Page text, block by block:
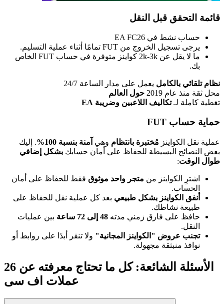
قائمة التحقق قبل النقل
حساب نشط في EA FC26
يرجى تسجيل الخروج من FUT تمامًا أثناء عملية التسليم.
ما لا يقل عن 2k-3k كواينز متوفرة في حساب FUT الخاص
بك.
نظام تلقائي بالكامل يعمل على مدار الساعة 24/7
محل ثقة منذ عام 2019
حول العالم
تغطية كاملة لـتكاليف اللاعبين وضريبة EA
حماية حساب FUT
عملية نقل الكواينز مُختبرة بانتظام وهي آمنة بنسبة 100%
. إليك
بعض النصائح البسيطة للحفاظ على أمان حسابك بشكل إضافي
طوال الوقت:
اشترِ الكواينز من متجر واحد موثوق فقط للحفاظ على أمان
الحساب.
أنفق الكواينز بشكل طبيعي بعد كل عملية نقل للحفاظ على
طبيعة نشاطك.
حافظ على فارق زمني مدته 48 إلى 72 ساعة
بين عمليات
النقل.
تجنب عروض "الكواينز المجانية" ولا تنقر أبدًا على روابط أو
نوافذ منبثقة مجهولة.
26 الأسئلة الشائعة: كل ما تحتاج معرفته عن
عملات اف سی